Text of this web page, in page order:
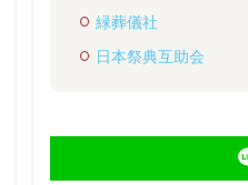
緑葬儀社
日本祭典互助会